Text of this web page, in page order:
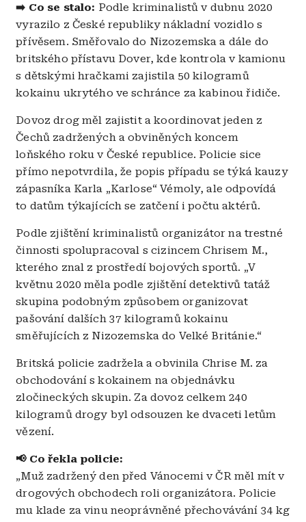
➡️ Co se stalo: Podle kriminalistů v dubnu 2020
vyrazilo z České republiky nákladní vozidlo s
přívěsem. Směřovalo do Nizozemska a dále do
britského přístavu Dover, kde kontrola v kamionu
s dětskými hračkami zajistila 50 kilogramů
kokainu ukrytého ve schránce za kabinou řidiče.
Dovoz drog měl zajistit a koordinovat jeden z
Čechů zadržených a obviněných koncem
loňského roku v České republice. Policie sice
přímo nepotvrdila, že popis případu se týká kauzy
zápasníka Karla „Karlose“ Vémoly, ale odpovídá
to datům týkajících se zatčení i počtu aktérů.
Podle zjištění kriminalistů organizátor na trestné
činnosti spolupracoval s cizincem Chrisem M.,
kterého znal z prostředí bojových sportů. „V
květnu 2020 měla podle zjištění detektivů tatáž
skupina podobným způsobem organizovat
pašování dalších 37 kilogramů kokainu
směřujících z Nizozemska do Velké Británie.“
Britská policie zadržela a obvinila Chrise M. za
obchodování s kokainem na objednávku
zločineckých skupin. Za dovoz celkem 240
kilogramů drogy byl odsouzen ke dvaceti letům
vězení.
📢 Co řekla policie:
„Muž zadržený den před Vánocemi v ČR měl mít v
drogových obchodech roli organizátora. Policie
mu klade za vinu neoprávněné přechovávání 34 kg